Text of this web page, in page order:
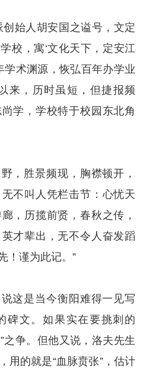
创始人胡安国之谥号，文定
校，寓‘文化天下，定安江
学术渊源，恢弘百年办学业
来，历时虽短，但捷报频
学，学校特于校园东北角
，胜景频现，胸襟顿开，
不叫人凭栏击节：心忧天
，历揽前贤，春秋之传，
才辈出，无不令人奋发蹈
！谨为此记。”
这是当今衡阳难得一见写
碑文。如果实在要挑刺的
之争。但他又说，洛夫先生
用的就是“血脉贲张”，估计